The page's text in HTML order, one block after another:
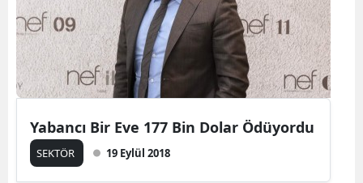
Yabancı Bir Eve 177 Bin Dolar Ödüyordu
SEKTÖR 19 Eylül 2018